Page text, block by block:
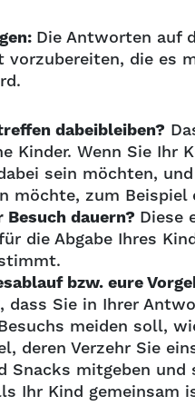
Die Antworten auf
vorzubereiten, die es
dabeibleiben?
Kinder. Wenn Sie Ihr
sein möchten,
möchte, zum Beispiel
dauern? Diese
die Abgabe Ihres
bzw. eure
dass Sie in Ihrer
meiden soll,
deren Verzehr Sie
Snacks mitgeben
Ihr Kind gemeinsam